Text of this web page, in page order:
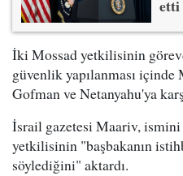
etti
İki Mossad yetkilisinin
güvenlik yapılanması içinde
Gofman ve Netanyahu'ya
İsrail gazetesi Maariv, ismini
yetkilisinin "başbakanın
söylediğini" aktardı.